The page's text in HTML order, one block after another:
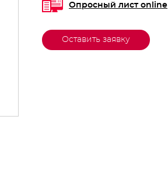
Опросный лист online
Оставить заявку